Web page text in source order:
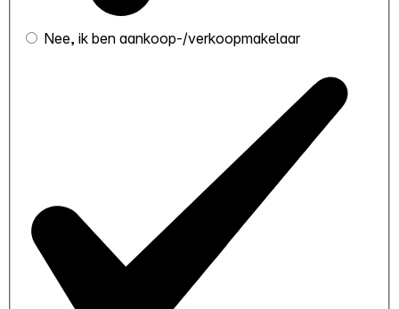
Nee, ik ben aankoop-/verkoopmakelaar